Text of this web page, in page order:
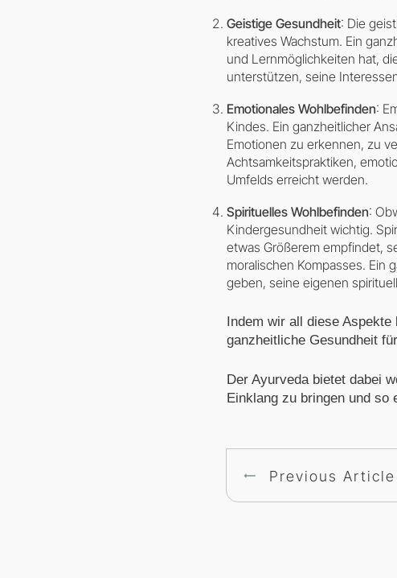
Geistige Gesundheit: Die
kreatives Wachstum. Ein
und Lernmöglichkeiten hat,
unterstützen, seine
Emotionales Wohlbefinden:
Kindes. Ein ganzheitlicher
Emotionen zu erkennen, zu
Achtsamkeitspraktiken,
Umfelds erreicht werden.
Spirituelles Wohlbefinden:
Kindergesundheit wichtig.
etwas Größerem empfindet,
moralischen Kompasses. Ein
geben, seine eigenen
Indem wir all diese
ganzheitliche Gesundheit
Der Ayurveda bietet dabei
Einklang zu bringen und so
Previous Article